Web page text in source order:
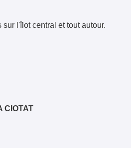
l'îlot central et tout autour.
CIOTAT